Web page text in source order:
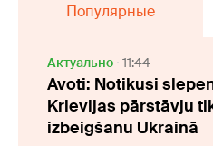
Популярные
Актуально 11:44
Avoti: Notikusi
Krievijas pārstāvju
izbeigšanu Ukrainā